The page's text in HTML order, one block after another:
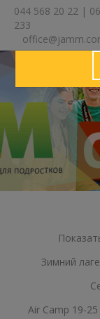
044 568 20 22 |
233
Зимний
Air Camp 19-25